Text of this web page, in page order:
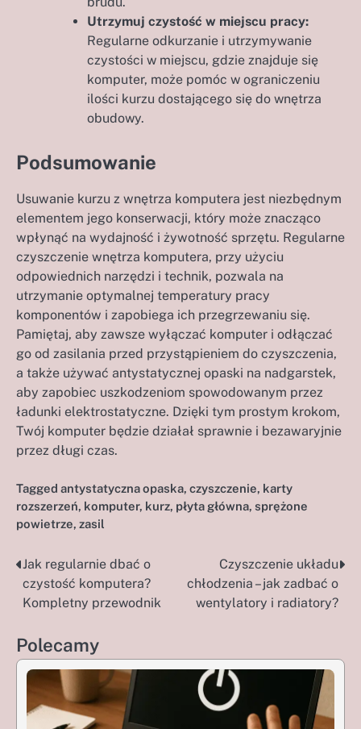
Utrzymuj czystość w miejscu pracy:
Regularne odkurzanie i utrzymywanie
czystości w miejscu, gdzie znajduje się
komputer, może pomóc w ograniczeniu
ilości kurzu dostającego się do wnętrza
obudowy.
Podsumowanie
Usuwanie kurzu z wnętrza komputera jest niezbędnym
elementem jego konserwacji, który może znacząco
wpłynąć na wydajność i żywotność sprzętu. Regularne
czyszczenie wnętrza komputera, przy użyciu
odpowiednich narzędzi i technik, pozwala na
utrzymanie optymalnej temperatury pracy
komponentów i zapobiega ich przegrzewaniu się.
Pamiętaj, aby zawsze wyłączać komputer i odłączać
go od zasilania przed przystąpieniem do czyszczenia,
a także używać antystatycznej opaski na nadgarstek,
aby zapobiec uszkodzeniom spowodowanym przez
ładunki elektrostatyczne. Dzięki tym prostym krokom,
Twój komputer będzie działał sprawnie i bezawaryjnie
przez długi czas.
Tagged antystatyczna opaska, czyszczenie, karty
rozszerzeń, komputer, kurz, płyta główna, sprężone
powietrze, zasil
Nawigacja
wpisu
Jak regularnie dbać o
czystość komputera?
Kompletny przewodnik
Czyszczenie układu
chłodzenia – jak zadbać o
wentylatory i radiatory?
Polecamy